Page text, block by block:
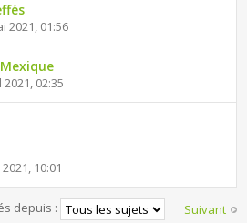
2021, 01:56
2021, 02:35
10:01
Suivant
depuis :